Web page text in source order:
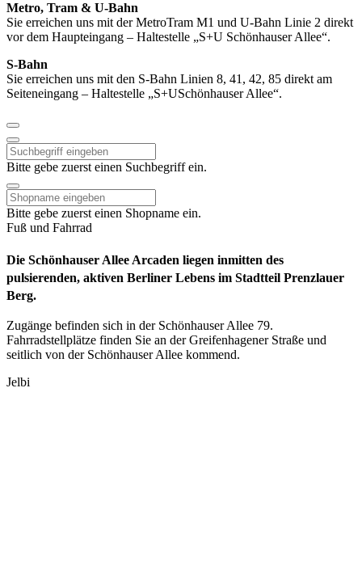
Metro, Tram & U-Bahn
Sie erreichen uns mit der MetroTram M1 und U-Bahn Linie 2 direkt
vor dem Haupteingang – Haltestelle „S+U Schönhauser Allee“.
S-Bahn
Sie erreichen uns mit den S-Bahn Linien 8, 41, 42, 85 direkt am
Seiteneingang – Haltestelle „S+USchönhauser Allee“.
Bitte gebe zuerst einen Suchbegriff ein.
Bitte gebe zuerst einen Shopname ein.
Fuß und Fahrrad
Die Schönhauser Allee Arcaden liegen inmitten des
pulsierenden, aktiven Berliner Lebens im Stadtteil Prenzlauer
Berg.
Zugänge befinden sich in der Schönhauser Allee 79.
Fahrradstellplätze finden Sie an der Greifenhagener Straße und
seitlich von der Schönhauser Allee kommend.
Jelbi